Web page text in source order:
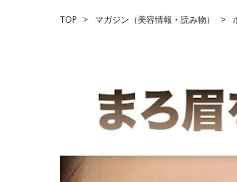
TOP マガジン（美容情報・読み物）